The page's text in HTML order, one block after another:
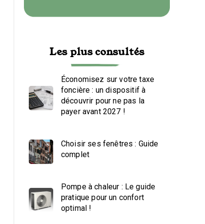
Les plus consultés
Économisez sur votre taxe
foncière : un dispositif à
découvrir pour ne pas la
payer avant 2027 !
Choisir ses fenêtres : Guide
complet
Pompe à chaleur : Le guide
pratique pour un confort
optimal !